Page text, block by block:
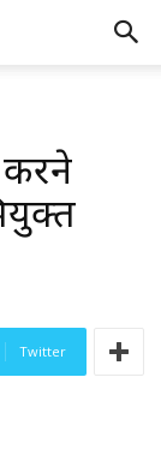
करने
Twitter